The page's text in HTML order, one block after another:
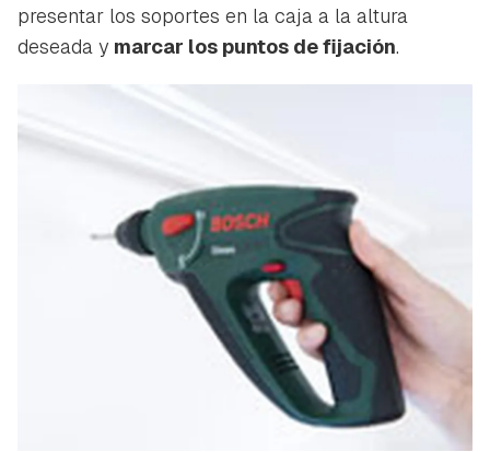
presentar los soportes en la caja a la altura
deseada y marcar los puntos de fijación.